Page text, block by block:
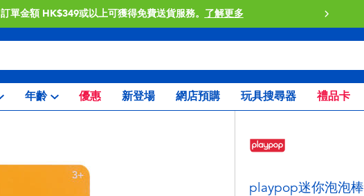
訂單金額 HK$349或以上可獲得免費送貨服務。 了解更多
年齡 優惠 新登場 網店預購 玩具搜尋器 禮品卡
playpop迷你泡泡棒